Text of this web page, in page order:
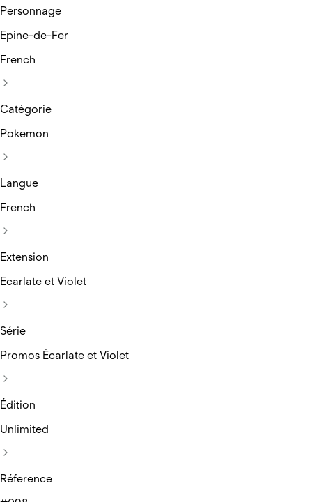
Personnage
Epine-de-Fer
French
Catégorie
Pokemon
Langue
French
Extension
Ecarlate et Violet
Série
Promos Écarlate et Violet
Édition
Unlimited
Réference